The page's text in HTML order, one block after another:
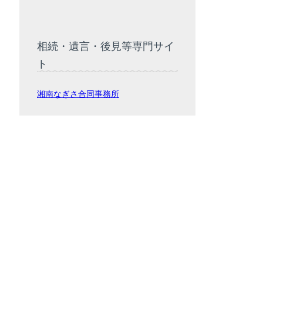
相続・遺言・後見等専門サイ
ト
湘南なぎさ合同事務所